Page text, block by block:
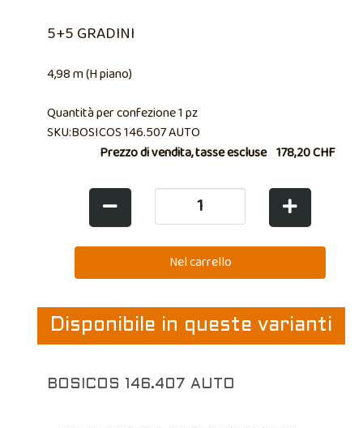
5+5 GRADINI
4,98 m (H piano)
Quantità per confezione 1 pz
SKU:BOSICOS 146.507 AUTO
Prezzo di vendita, tasse escluse 178,20 CHF
Disponibile in queste varianti
BOSICOS 146.407 AUTO